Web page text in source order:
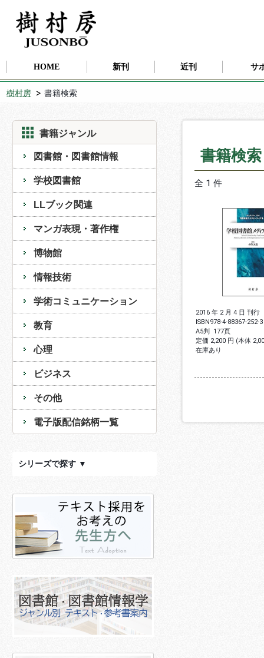
HOME 新刊 近刊 サ
樹村房 書籍検索
書籍ジャンル
図書館・図書館情報
学校図書館
LLブック関連
マンガ表現・著作権
博物館
情報技術
学術コミュニケーション
教育
心理
ビジネス
その他
電子版配信銘柄一覧
シリーズで探す ▼
書籍検
全 1 件
2016 年 2 月 4 日 刊行
ISBN978-4-88367-252-3
A5判 177頁
定価 2,200 円 (本体
在庫あり